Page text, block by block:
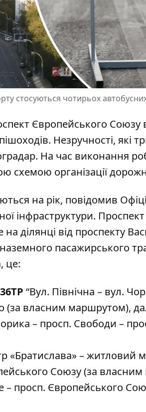
стосуються чотирьох
Європейського Союзу
Незручності, які
На час виконання
схемою організації
на рік, повідомив
інфраструктури.
ділянці від проспекту
пасажирського
це:
“Вул. Північна – вул.
(за власним маршрутом),
– просп. Свободи –
«Братислава» – житловий
Союзу (за
– просп. Європейського